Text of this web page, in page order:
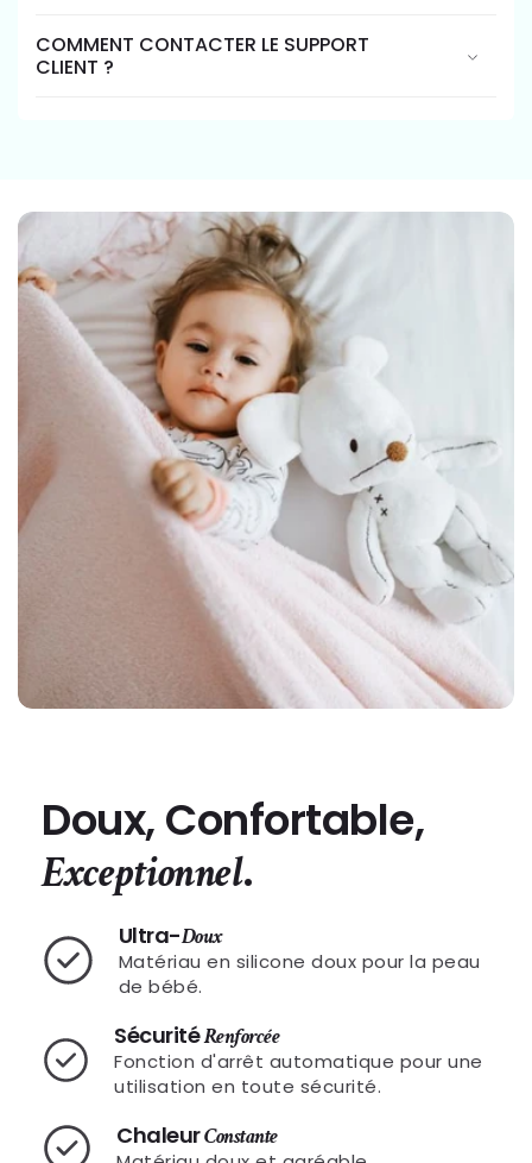
COMMENT CONTACTER LE SUPPORT
CLIENT ?
Doux, Confortable,
Exceptionnel.
Ultra-Doux
Matériau en silicone doux pour la peau
de bébé.
SécuritéRenforcée
Fonction d'arrêt automatique pour une
utilisation en toute sécurité.
ChaleurConstante